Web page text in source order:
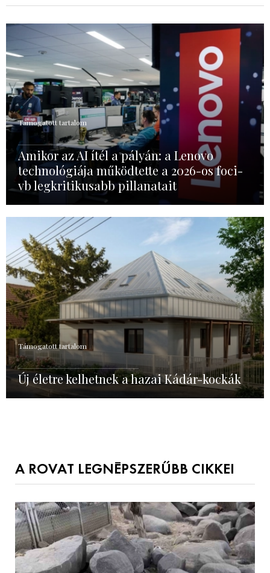
Támogatott tartalom
Amikor az AI ítél a pályán: a Lenovo
technológiája működtette a 2026-os foci-
vb legkritikusabb pillanatait
Támogatott tartalom
Új életre kelhetnek a hazai Kádár-kockák
A ROVAT LEGNÉPSZERŰBB CIKKEI